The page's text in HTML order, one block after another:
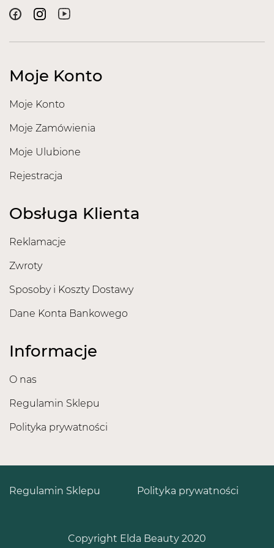
Moje Konto
Moje Konto
Moje Zamówienia
Moje Ulubione
Rejestracja
Obsługa Klienta
Reklamacje
Zwroty
Sposoby i Koszty Dostawy
Dane Konta Bankowego
Informacje
O nas
Regulamin Sklepu
Polityka prywatności
Copyright Elda Beauty 2020
Polityka prywatności
Regulamin Sklepu